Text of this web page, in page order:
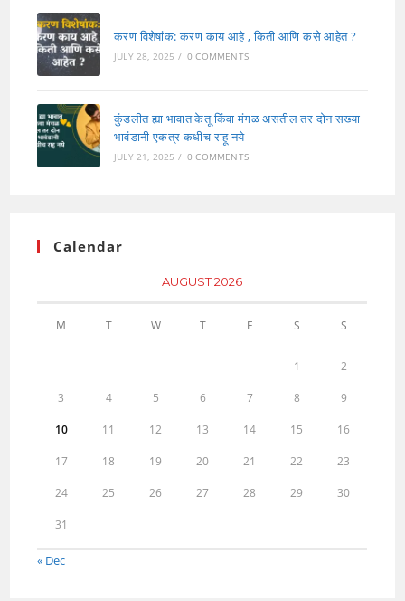
करण विशेषांक: करण काय आहे , किती आणि कसे आहेत ?
JULY 28, 2025 / 0 COMMENTS
कुंडलीत ह्या भावात केतू किंवा मंगळ असतील तर दोन सख्या
भावंडानी एकत्र कधीच राहू नये
JULY 21, 2025 / 0 COMMENTS
Calendar
AUGUST 2026
M T W T F S S
1 2
3 4 5 6 7 8 9
10 11 12 13 14 15 16
17 18 19 20 21 22 23
24 25 26 27 28 29 30
31
« Dec